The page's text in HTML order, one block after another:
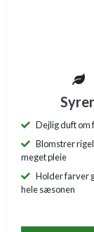
Dejlig duft om
Blomstrer
meget pleie
Holder farver
hele sæsonen